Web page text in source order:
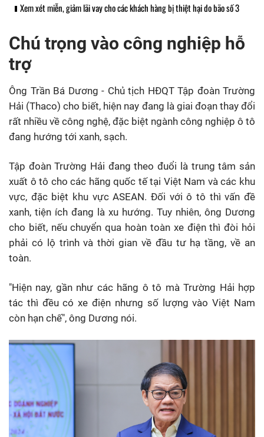
Xem xét miễn, giảm lãi vay cho các khách hàng bị thiệt hại do bão số 3
Chú trọng vào công nghiệp hỗ
trợ
Ông Trần Bá Dương - Chủ tịch HĐQT Tập đoàn Trường
Hải (Thaco) cho biết, hiện nay đang là giai đoạn thay đổi
rất nhiều về công nghệ, đặc biệt ngành công nghiệp ô tô
đang hướng tới xanh, sạch.
Tập đoàn Trường Hải đang theo đuổi là trung tâm sản
xuất ô tô cho các hãng quốc tế tại Việt Nam và các khu
vực, đặc biệt khu vực ASEAN. Đối với ô tô thì vấn đề
xanh, tiện ích đang là xu hướng. Tuy nhiên, ông Dương
cho biết, nếu chuyển qua hoàn toàn xe điện thì đòi hỏi
phải có lộ trình và thời gian về đầu tư hạ tầng, về an
toàn.
"Hiện nay, gần như các hãng ô tô mà Trường Hải hợp
tác thì đều có xe điện nhưng số lượng vào Việt Nam
còn hạn chế", ông Dương nói.